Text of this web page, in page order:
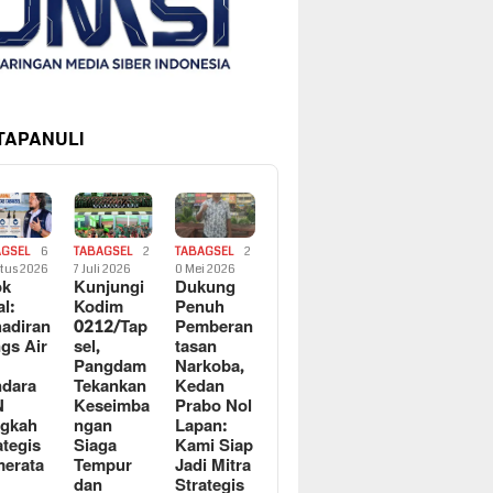
6
2026
Air
TABAGSEL
2
7 Juli 2026
Kunjungi
Kodim
0212/Tap
sel,
Pangdam
Tekankan
Keseimba
ngan
Siaga
Tempur
dan
TABAGSEL
2
0 Mei 2026
Dukung
Penuh
Pemberan
tasan
Narkoba,
Kedan
Prabo Nol
Lapan:
Kami Siap
Jadi Mitra
Strategis